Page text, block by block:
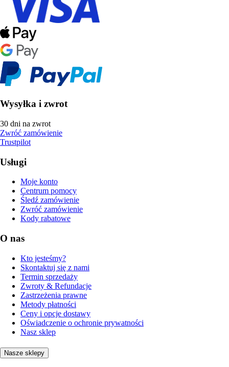
Wysyłka i zwrot
30 dni na zwrot
Zwróć zamówienie
Trustpilot
Usługi
Moje konto
Centrum pomocy
Śledź zamówienie
Zwróć zamówienie
Kody rabatowe
O nas
Kto jesteśmy?
Skontaktuj się z nami
Termin sprzedaży
Zwroty & Refundacje
Zastrzeżenia prawne
Metody płatności
Ceny i opcje dostawy
Oświadczenie o ochronie prywatności
Nasz sklep
Nasze sklepy